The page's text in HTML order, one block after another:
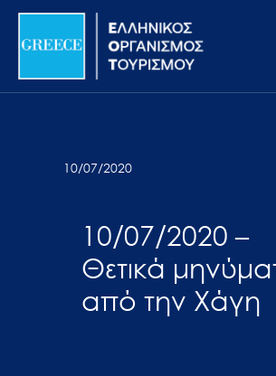
Σημείωση:
ιστότοπος
προσβασιμότητας.
Μετάβαση
περιεχόμενο
10/07/2020
10/07/2020 –
Θετικά
από την Χάγη